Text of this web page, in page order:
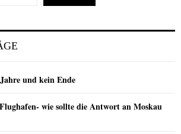
und kein Ende
wie sollte die Antwort an Moskau